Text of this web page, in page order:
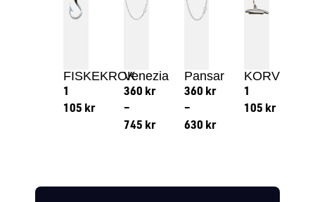
FISKEKROK
1
105 kr
Venezia
360 kr
–
745 kr
Pansar
360 kr
–
630 kr
KORV
1
105 kr